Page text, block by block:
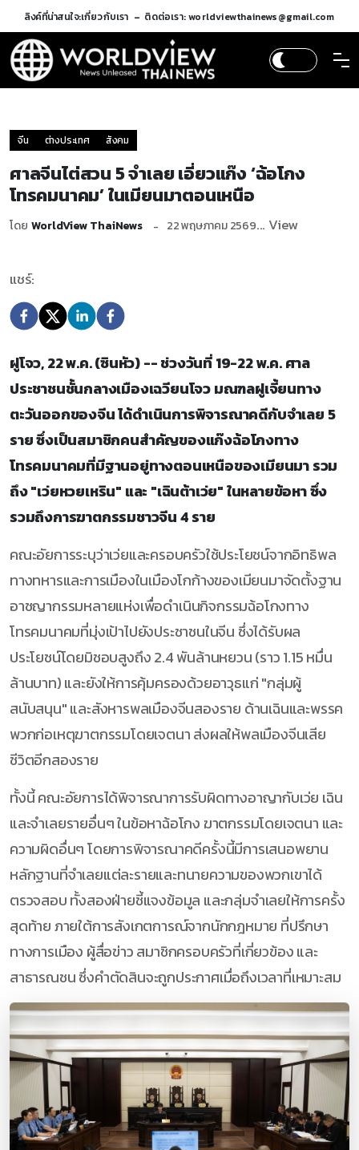
ลิงค์ที่น่าสนใจ:เกี่ยวกับเรา ติดต่อเรา: worldviewthainews@gmail.com
จีน ต่างประเทศ สังคม
ศาลจีนไต่สวน 5 จำเลย เอี่ยวแก๊ง ‘ฉ้อโกง
โทรคมนาคม’ ในเมียนมาตอนเหนือ
โดย WorldView ThaiNews 22 พฤษภาคม 2569... View
แชร์:
ฝูโจว, 22 พ.ค. (ซินหัว) -- ช่วงวันที่ 19-22 พ.ค. ศาล
ประชาชนชั้นกลางเมืองเฉวียนโจว มณฑลฝูเจี้ยนทาง
ตะวันออกของจีน ได้ดำเนินการพิจารณาคดีกับจำเลย 5
ราย ซึ่งเป็นสมาชิกคนสำคัญของแก๊งฉ้อโกงทาง
โทรคมนาคมที่มีฐานอยู่ทางตอนเหนือของเมียนมา รวม
ถึง "เว่ยหวยเหริน" และ "เฉินต้าเว่ย" ในหลายข้อหา ซึ่ง
รวมถึงการฆาตกรรมชาวจีน 4 ราย
คณะอัยการระบุว่าเว่ยและครอบครัวใช้ประโยชน์จากอิทธิพล
ทางทหารและการเมืองในเมืองโกก้างของเมียนมาจัดตั้งฐาน
อาชญากรรมหลายแห่งเพื่อดำเนินกิจกรรมฉ้อโกงทาง
โทรคมนาคมที่มุ่งเป้าไปยังประชาชนในจีน ซึ่งได้รับผล
ประโยชน์โดยมิชอบสูงถึง 2.4 พันล้านหยวน (ราว 1.15 หมื่น
ล้านบาท) และยังให้การคุ้มครองด้วยอาวุธแก่ "กลุ่มผู้
สนับสนุน" และสังหารพลเมืองจีนสองราย ด้านเฉินและพรรค
พวกก่อเหตุฆาตกรรมโดยเจตนา ส่งผลให้พลเมืองจีนเสีย
ชีวิตอีกสองราย
ทั้งนี้ คณะอัยการได้พิจารณาการรับผิดทางอาญากับเว่ย เฉิน
และจำเลยรายอื่นๆ ในข้อหาฉ้อโกง ฆาตกรรมโดยเจตนา และ
ความผิดอื่นๆ โดยการพิจารณาคดีครั้งนี้มีการเสนอพยาน
หลักฐานที่จำเลยแต่ละรายและทนายความของพวกเขาได้
ตรวจสอบ ทั้งสองฝ่ายชี้แจงข้อมูล และกลุ่มจำเลยให้การครั้ง
สุดท้าย ภายใต้การสังเกตการณ์จากนักกฎหมาย ที่ปรึกษา
ทางการเมือง ผู้สื่อข่าว สมาชิกครอบครัวที่เกี่ยวข้อง และ
สาธารณชน ซึ่งคำตัดสินจะถูกประกาศเมื่อถึงเวลาที่เหมาะสม